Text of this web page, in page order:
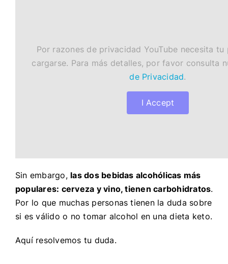
Por razones de privacidad YouTube necesita tu
cargarse. Para más detalles, por favor consulta
de Privacidad.
I Accept
Sin embargo, las dos bebidas alcohólicas más
populares: cerveza y vino, tienen carbohidratos.
Por lo que muchas personas tienen la duda sobre
si es válido o no tomar alcohol en una dieta keto.
Aquí resolvemos tu duda.